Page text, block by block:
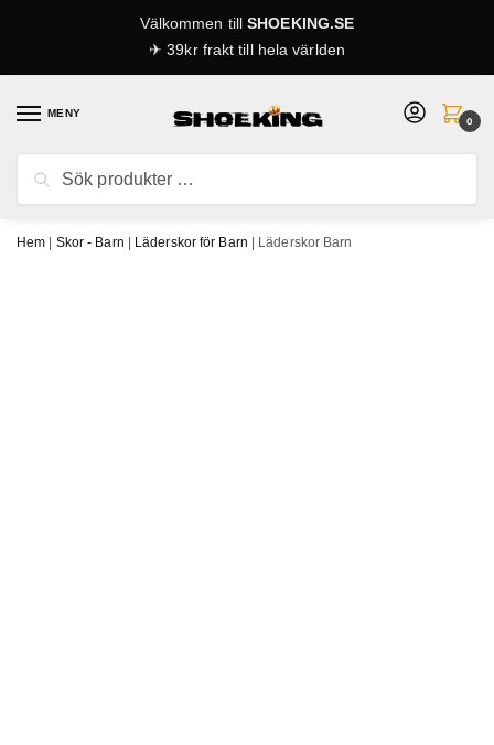
Välkommen tillSHOEKING.SE
✈ 39kr frakt till hela världen
MENY
efter:
Sök
0
Hem | Skor - Barn | Läderskor för Barn | Läderskor Barn